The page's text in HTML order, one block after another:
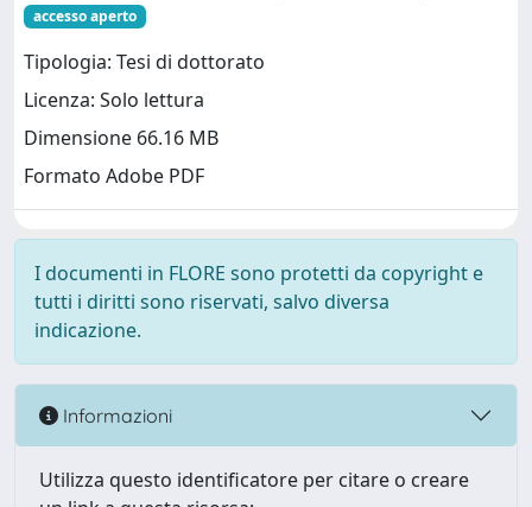
accesso aperto
Tipologia: Tesi di dottorato
Licenza: Solo lettura
Dimensione 66.16 MB
Formato Adobe PDF
I documenti in FLORE sono protetti da copyright e
tutti i diritti sono riservati, salvo diversa
indicazione.
Informazioni
Utilizza questo identificatore per citare o creare